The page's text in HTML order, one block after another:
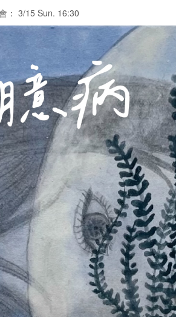
： 3/15 Sun. 16:30